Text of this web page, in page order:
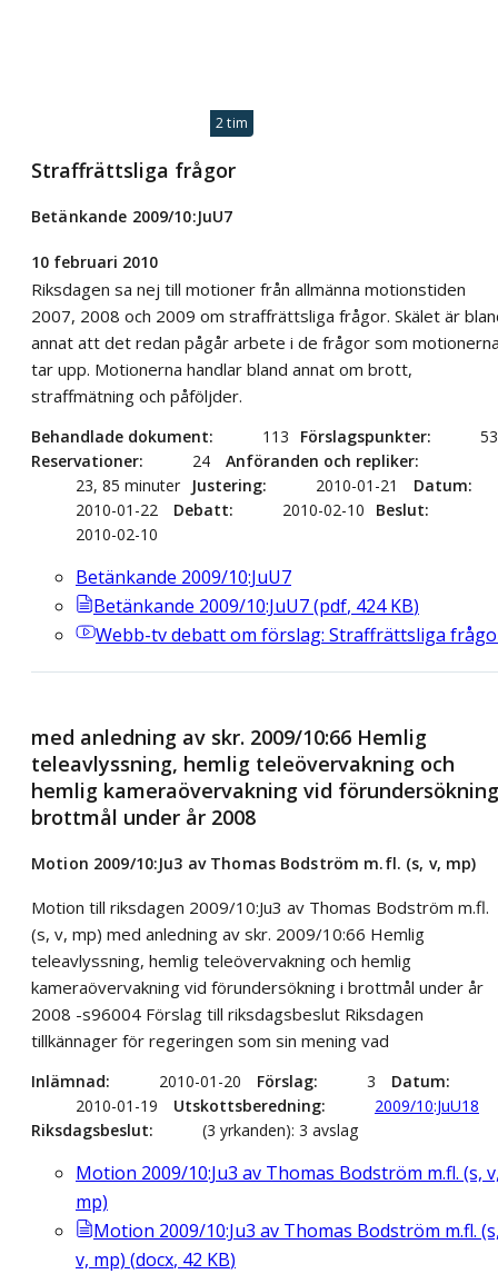
2 tim
Straffrättsliga frågor
Betänkande 2009/10:JuU7
10 februari 2010
Riksdagen sa nej till motioner från allmänna motionstiden
2007, 2008 och 2009 om straffrättsliga frågor. Skälet är
annat att det redan pågår arbete i de frågor som
tar upp. Motionerna handlar bland annat om brott,
straffmätning och påföljder.
Behandlade dokument 113 Förslagspunkter
53
Reservationer
24
Anföranden och repliker
23, 85 minuter
Justering 2010-01-21
Datum
2010-01-22
Debatt 2010-02-10
Beslut
2010-02-10
Betänkande 2009/10:JuU7
Betänkande 2009/10:JuU7(pdf, 424 KB)
Webb-tvdebatt om förslag: Straffrättsliga
med anledning av skr. 2009/10:66 Hemlig
teleavlyssning, hemlig teleövervakning och
hemlig kameraövervakning vid
brottmål under år 2008
Motion 2009/10:Ju3 av Thomas Bodström m.fl. (s, v, mp)
Motion till riksdagen 2009/10:Ju3 av Thomas Bodström m.fl.
(s, v, mp) med anledning av skr. 2009/10:66 Hemlig
teleavlyssning, hemlig teleövervakning och hemlig
kameraövervakning vid förundersökning i brottmål under år
2008 -s96004 Förslag till riksdagsbeslut Riksdagen
tillkännager för regeringen som sin mening vad
Inlämnad 2010-01-20 Förslag 3
Datum
2010-01-19
Utskottsberedning
2009/10:JuU18
Riksdagsbeslut
(3 yrkanden): 3 avslag
Motion 2009/10:Ju3 av Thomas Bodström m.fl. (s,
mp)
Motion 2009/10:Ju3 av Thomas Bodström m.fl.
v, mp) (docx, 42 KB)